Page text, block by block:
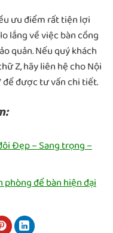
ưu điểm rất tiện lợi
lắng về việc bàn cồng
quản. Nếu quý khách
Z, hãy liên hệ cho Nội
để được tư vấn chi tiết.
Đẹp – Sang trọng –
để bàn hiện đại